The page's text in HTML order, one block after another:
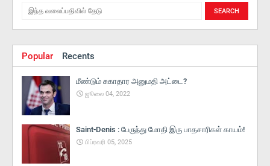
Popular Recents
மீண்டும் சுகாதார அனுமதி அட்டை?
ஜூலை 04, 2022
Saint-Denis : பேருந்து மோதி இரு பாதசாரிகள் காயம்!
பிப்ரவரி 05, 2025